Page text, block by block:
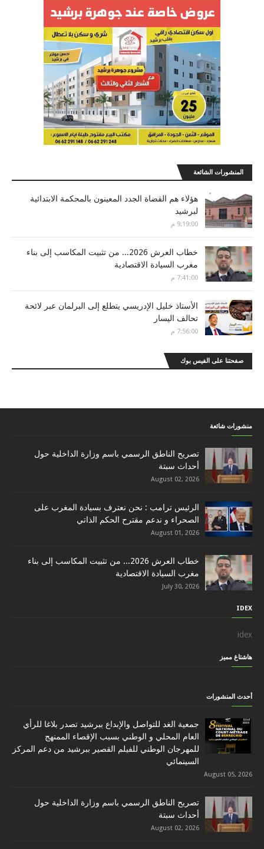
المنشورات الشائعة
هؤلاء هم القضاة الجدد المعينون بالمحكمة الابتدائية
لبرشيد
9:19:00 م
خطاب العرش 2026... من تثبيت المكاسب إلى بناء
مغرب السيادة الاقتصادية
7:41:00 م
الأستاذ خليل الإدريسي يتطلع إلى البرلمان عبر لائحة
تحالف اليسار
7:56:00 م
صفحتنا على الفيس بوك
منشورات شائعة
تصريح الناطق الرسمي باسم وزارة الداخلية حول
أحداث سبتة
August 02, 2026
الرئيس ترامب : نحن نعترف بسيادة المغرب على
الصحراء و ندعم مقترح الحكم الذاتي
August 01, 2026
خطاب العرش 2026... من تثبيت المكاسب إلى بناء
مغرب السيادة الاقتصادية
July 30, 2026
IDEX
idex
هاشتاغ مميز
أحدث المنشورات
جمعية الغد للتواصل والإبداع ببرشيد تصدر بلاغا للرأي
العام المحلي و الوطني بسبب الإقصاء الممنهج
للمهرجان الوطني للفيلم القصير ببرشيد من دعم المركز
السينمائي
August 05, 2026
تصريح الناطق الرسمي باسم وزارة الداخلية حول
أحداث سبتة
August 02, 2026